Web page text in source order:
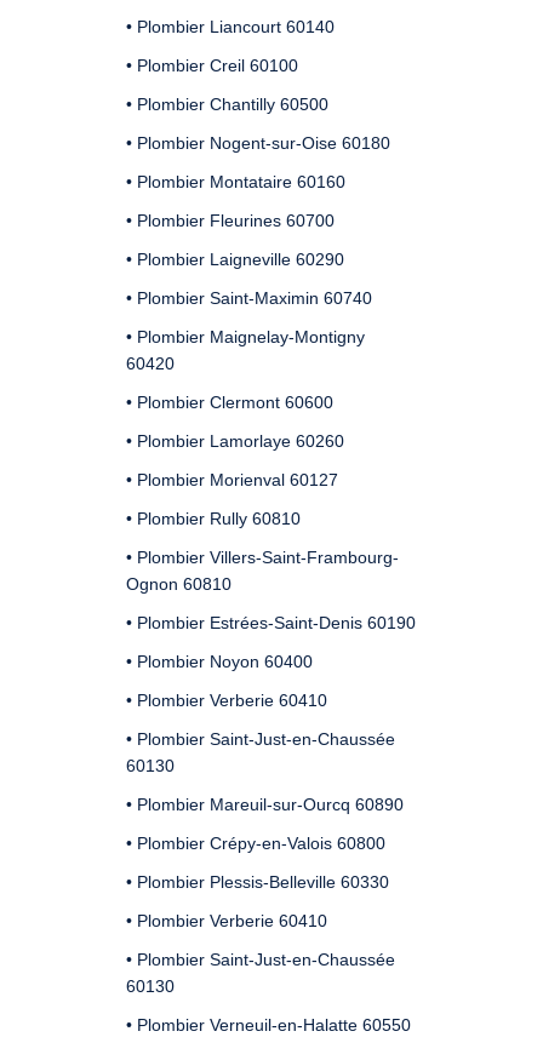
• Plombier Liancourt 60140
• Plombier Creil 60100
• Plombier Chantilly 60500
• Plombier Nogent-sur-Oise 60180
• Plombier Montataire 60160
• Plombier Fleurines 60700
• Plombier Laigneville 60290
• Plombier Saint-Maximin 60740
• Plombier Maignelay-Montigny
60420
• Plombier Clermont 60600
• Plombier Lamorlaye 60260
• Plombier Morienval 60127
• Plombier Rully 60810
• Plombier Villers-Saint-Frambourg-
Ognon 60810
• Plombier Estrées-Saint-Denis 60190
• Plombier Noyon 60400
• Plombier Verberie 60410
• Plombier Saint-Just-en-Chaussée
60130
• Plombier Mareuil-sur-Ourcq 60890
• Plombier Crépy-en-Valois 60800
• Plombier Plessis-Belleville 60330
• Plombier Verberie 60410
• Plombier Saint-Just-en-Chaussée
60130
• Plombier Verneuil-en-Halatte 60550